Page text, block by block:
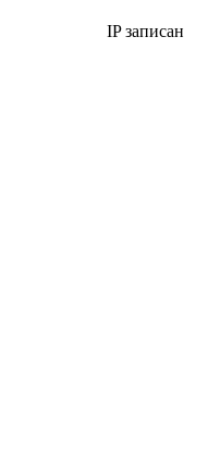
IP записан